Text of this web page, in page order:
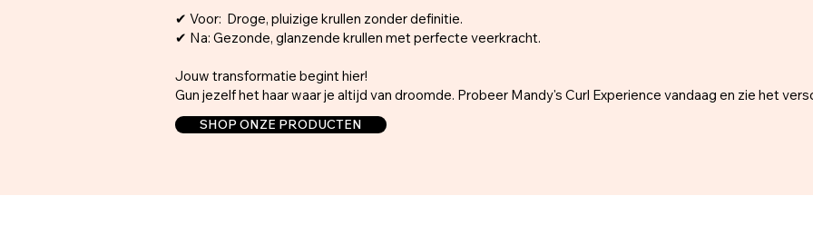
✔ Voor: Droge, pluizige krullen zonder definitie.
✔ Na: Gezonde, glanzende krullen met perfecte veerkracht.
Jouw transformatie begint hier!
Gun jezelf het haar waar je altijd van droomde. Probeer Mandy's Curl Experience vandaag en zie het
SHOP ONZE PRODUCTEN